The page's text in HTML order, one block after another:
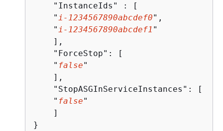
    "InstanceIds" : [
    "
i-1234567890abcdef0",
    "
i-1234567890abcdef1 "
    ],
    "ForceStop": [
    "
false"
    ],
    "StopASGInServiceInstances": [
    "
false"
    ]
}